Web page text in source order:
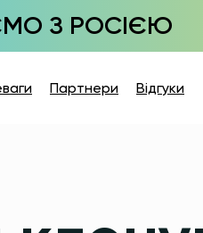
З РОСІЄЮ
Партнери Відгуки